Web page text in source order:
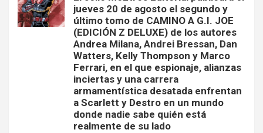
jueves 20 de agosto el segundo y
último tomo de CAMINO A G.I. JOE
(EDICIÓN Z DELUXE) de los autores
Andrea Milana, Andrei Bressan, Dan
Watters, Kelly Thompson y Marco
Ferrari, en el que espionaje, alianzas
inciertas y una carrera
armamentística desatada enfrentan
a Scarlett y Destro en un mundo
donde nadie sabe quién está
realmente de su lado